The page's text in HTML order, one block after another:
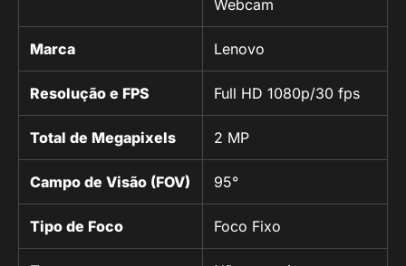
Webcam
Marca Lenovo
Resolução e FPS Full HD 1080p/30 fps
Total de Megapixels 2 MP
Campo de Visão (FOV) 95°
Tipo de Foco Foco Fixo